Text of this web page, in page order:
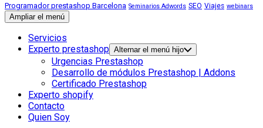
Programador prestashop Barcelona Seminarios Adwords SEO Viajes webinars
Ampliar el menú
Servicios
Experto prestashop Alternar el menú hijo
Urgencias Prestashop
Desarrollo de módulos Prestashop | Addons
Certificado Prestashop
Experto shopify
Contacto
Quien Soy